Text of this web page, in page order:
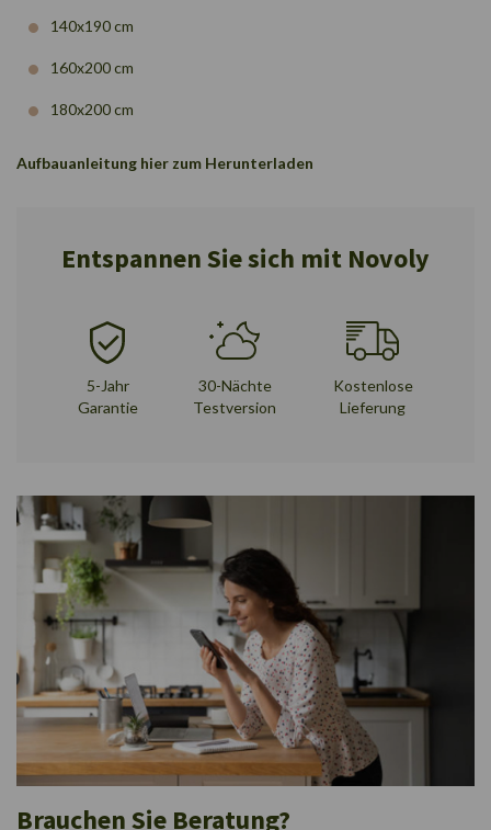
140x190 cm
160x200 cm
180x200 cm
Aufbauanleitung hier zum Herunterladen
Entspannen Sie sich mit Novoly
5-Jahr
Garantie
30-Nächte
Testversion
Kostenlose
Lieferung
Brauchen Sie Beratung?